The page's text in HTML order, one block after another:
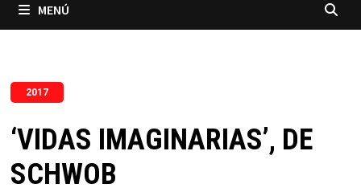
MENÚ
2017
‘VIDAS IMAGINARIAS’, DE
SCHWOB